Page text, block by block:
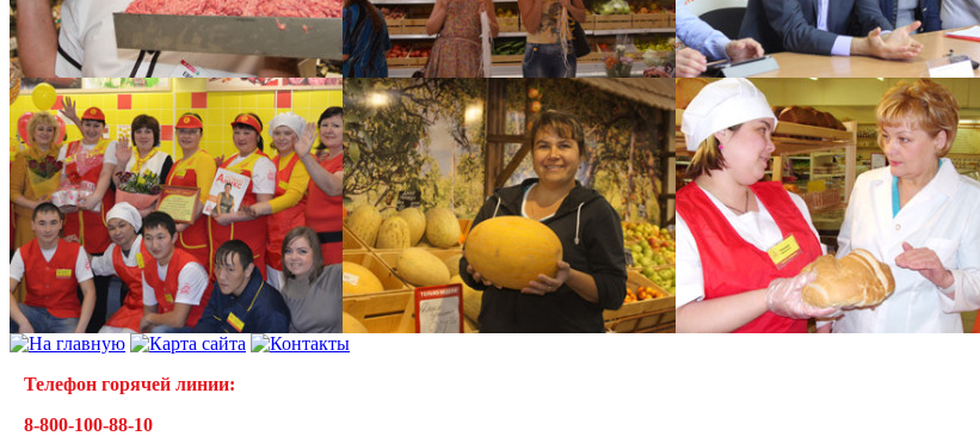
Телефон горячей линии:
8-800-100-88-10